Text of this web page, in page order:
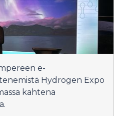
e-
Hydrogen Expo
kahtena